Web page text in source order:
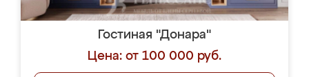
Гостиная "Донара"
Цена: от 100 000 руб.